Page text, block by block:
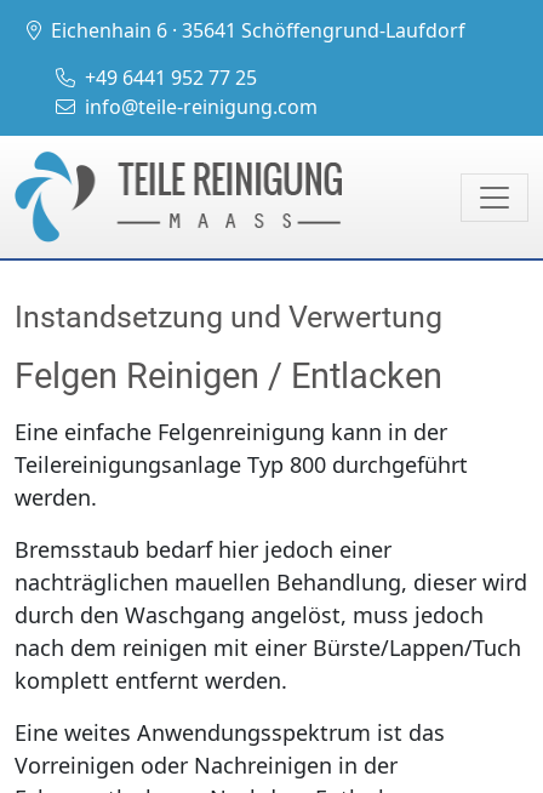
Eichenhain 6 · 35641 Schöffengrund-Laufdorf
+49 6441 952 77 25
info@teile-reinigung.com
Instandsetzung und Verwertung
Felgen Reinigen / Entlacken
Eine einfache Felgenreinigung kann in der
Teilereinigungsanlage Typ 800 durchgeführt
werden.
Bremsstaub bedarf hier jedoch einer
nachträglichen mauellen Behandlung, dieser wird
durch den Waschgang angelöst, muss jedoch
nach dem reinigen mit einer Bürste/Lappen/Tuch
komplett entfernt werden.
Eine weites Anwendungsspektrum ist das
Vorreinigen oder Nachreinigen in der